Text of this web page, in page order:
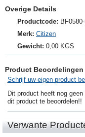
Overige Details
Productcode:
Merk: Citizen
Gewicht: 0,00 KGS
Product Beoordelingen
Schrijf uw eigen product
Dit product heeft nog
dit product te beoordelen!!
Verwante